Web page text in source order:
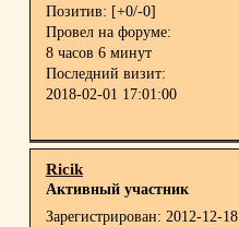
Позитив: [+0/-0]
Провел на форуме:
8 часов 6 минут
Последний визит:
2018-02-01 17:01:00
Ricik
Активный участник
Зарегистрирован: 2012-12-18